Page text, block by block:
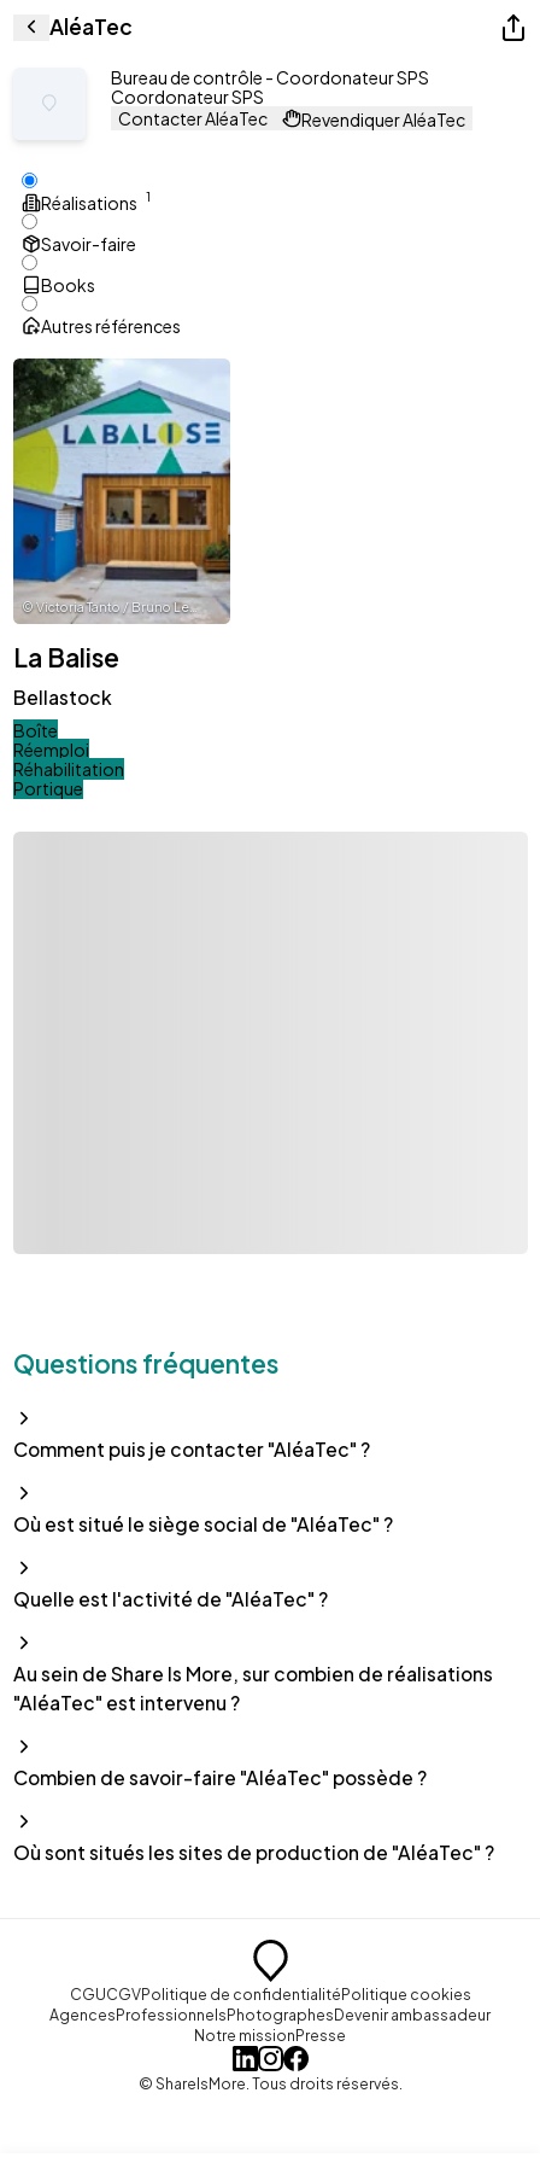
AléaTec
Bureau de contrôle - Coordonateur SPS
Coordonateur SPS
Contacter AléaTec
Revendiquer AléaTec
Réalisations 1
Savoir-faire
Books
Autres références
©Victoria Tanto / Bruno Levy
La Balise
Bellastock
Boîte
Réemploi
Réhabilitation
Portique
Questions fréquentes
Comment puis je contacter "AléaTec" ?
Où est situé le siège social de "AléaTec" ?
Quelle est l'activité de "AléaTec" ?
Au sein de Share Is More, sur combien de réalisations
"AléaTec" est intervenu ?
Combien de savoir-faire "AléaTec" possède ?
Où sont situés les sites de production de "AléaTec" ?
CGUCGVPolitique de confidentialitéPolitique cookies
AgencesProfessionnelsPhotographesDevenir ambassadeur
Notre missionPresse
© ShareIsMore. Tous droits réservés.